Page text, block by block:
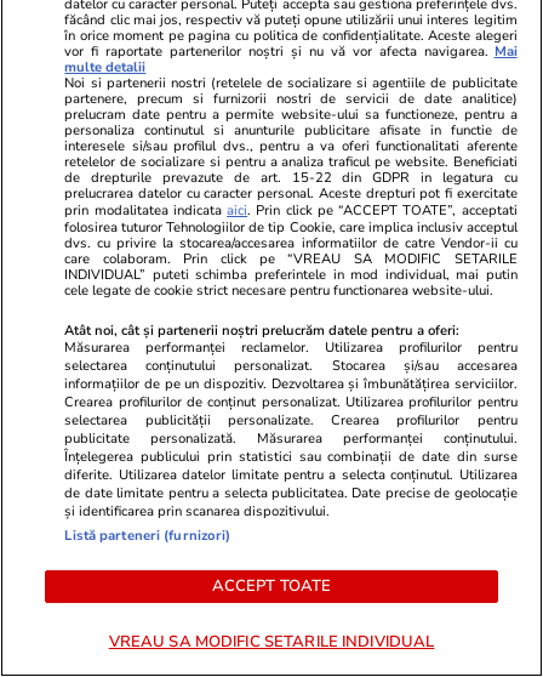
Informația de ultim moment, de
la vârful țării, face acum înconjurul
presei cu o viteză neașteptată!
Nimeni nu credea că se va ajunge
până aici, dar iată-ne, dragi
cetățeni. Breaking news, Sorin
Grindeanu tocmai a făcut anunțul
Divorț la
Incredibil
ei, după ani
rău când
GSP
datelor cu caracter personal. Puteți accepta sau gestiona preferințele dvs.
făcând clic mai jos, respectiv vă puteți opune utilizării unui interes legitim
în orice moment pe pagina cu politica de confidențialitate. Aceste alegeri
vor fi raportate partenerilor noștri și nu vă vor afecta navigarea. Mai
multe detalii
Noi si partenerii nostri (retelele de socializare si agentiile de publicitate
partenere, precum si furnizorii nostri de servicii de date analitice)
prelucram date pentru a permite website-ului sa functioneze, pentru a
personaliza continutul si anunturile publicitare afisate in functie de
interesele si/sau profilul dvs., pentru a va oferi functionalitati aferente
retelelor de socializare si pentru a analiza traficul pe website. Beneficiati
de drepturile prevazute de art. 15-22 din GDPR in legatura cu
prelucrarea datelor cu caracter personal. Aceste drepturi pot fi exercitate
prin modalitatea indicataaici. Prin click pe “ACCEPT TOATE”, acceptati
folosirea tuturor Tehnologiilor de tip Cookie, care implica inclusiv acceptul
dvs. cu privire la stocarea/accesarea informatiilor de catre Vendor-ii cu
care colaboram. Prin click pe “VREAU SA MODIFIC SETARILE
INDIVIDUAL” puteti schimba preferintele in mod individual, mai putin
cele legate de cookie strict necesare pentru functionarea website-ului.
Atât noi, cât și partenerii noștri prelucrăm datele pentru a oferi:
Măsurarea performanței reclamelor. Utilizarea profilurilor pentru
selectarea conținutului personalizat. Stocarea și/sau accesarea
informațiilor de pe un dispozitiv. Dezvoltarea și îmbunătățirea serviciilor.
Crearea profilurilor de conținut personalizat. Utilizarea profilurilor pentru
selectarea publicității personalizate. Crearea profilurilor pentru
publicitate personalizată. Măsurarea performanței conținutului.
Înțelegerea publicului prin statistici sau combinații de date din surse
diferite. Utilizarea datelor limitate pentru a selecta conținutul. Utilizarea
de date limitate pentru a selecta publicitatea. Date precise de geolocație
și identificarea prin scanarea dispozitivului.
Listă parteneri (furnizori)
ACCEPT TOATE
VREAU SA MODIFIC SETARILE INDIVIDUAL